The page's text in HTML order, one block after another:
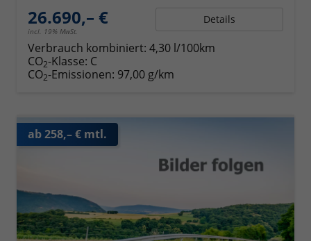
26.690,– €
incl. 19% MwSt.
Details
Verbrauch kombiniert: 4,30 l/100km
CO2-Klasse: C
CO2-Emissionen: 97,00 g/km
ab 258,– € mtl.